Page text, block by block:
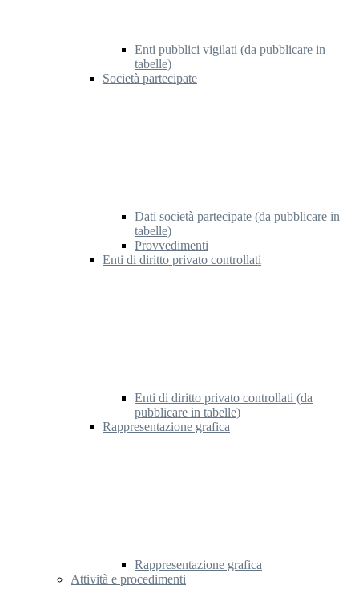
Enti pubblici vigilati (da pubblicare in
tabelle)
Società partecipate
Dati società partecipate (da pubblicare in
tabelle)
Provvedimenti
Enti di diritto privato controllati
Enti di diritto privato controllati (da
pubblicare in tabelle)
Rappresentazione grafica
Rappresentazione grafica
Attività e procedimenti